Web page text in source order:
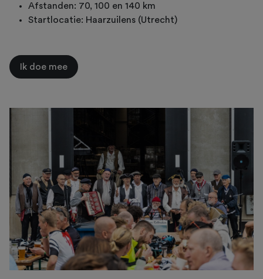
Afstanden: 70, 100 en 140 km
Startlocatie: Haarzuilens (Utrecht)
Ik doe mee